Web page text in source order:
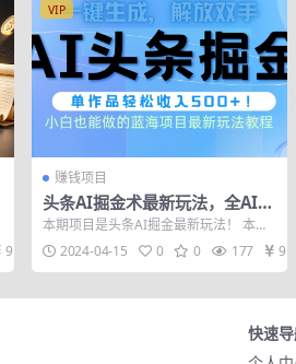
9.9
VIP
赚钱项目
头条AI掘金术最新玩法，全AI制
作无需人工修稿，一键生成单篇
文章收益500+
本期项目是头条AI掘金最新玩法！ 本玩
法是继手搓玩法的又一次升级！ 本期教
程有些...
2024-04-15 0 0 177 9.9
快速